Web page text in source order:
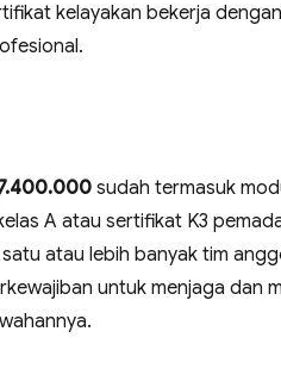
kelayakan bekerja
sudah termasuk
A atau sertifikat K3
atau lebih banyak tim
untuk menjaga dan